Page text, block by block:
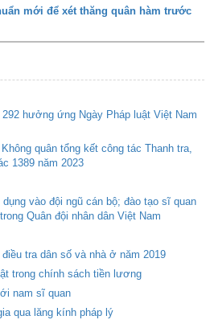
mới để xét thăng quân hàm trước
hưởng ứng Ngày Pháp luật Việt Nam
quân tổng kết công tác Thanh tra,
1389 năm 2023
vào đội ngũ cán bộ; đào tạo sĩ quan
Quân đội nhân dân Việt Nam
tra dân số và nhà ở năm 2019
trong chính sách tiền lương
nam sĩ quan
qua lăng kính pháp lý